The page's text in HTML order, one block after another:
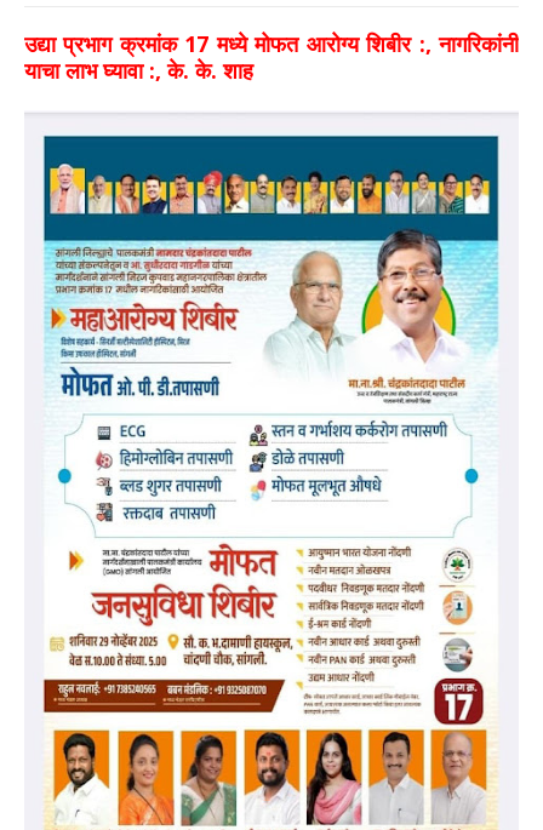
उद्या प्रभाग क्रमांक 17 मध्ये मोफत आरोग्य शिबीर :, नागरिकांनी
याचा लाभ घ्यावा :, के. के. शाह